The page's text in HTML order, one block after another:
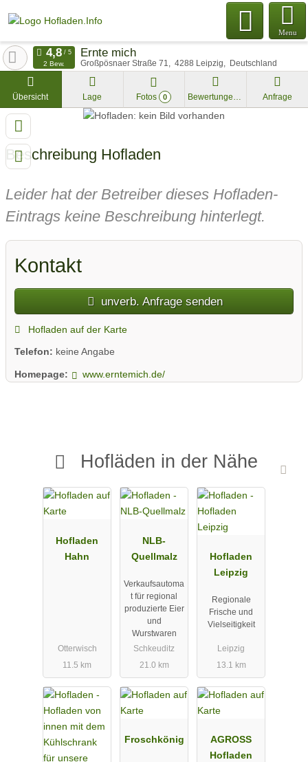
Menu
Ernte mich
Großpösnaer Straße 71 4288 Leipzig Deutschland
2 Bew.
Übersicht Lage Fotos 0 Bewertungen Anfrage
Beschreibung Hofladen
Leider hat der Betreiber dieses Hofladen-
Eintrags keine Beschreibung hinterlegt.
Kontakt
unverb. Anfrage senden
Hofladen auf der Karte
Telefon: keine Angabe
Homepage: www.erntemich.de/
Hofläden in der Nähe
Hofladen
Hahn
Otterwisch
11.5 km
NLB-
Quellmalz
Verkaufsautoma
t für regional
produzierte Eier
und
Wurstwaren
Schkeuditz
21.0 km
Hofladen
Leipzig
Regionale
Frische und
Vielseitigkeit
Leipzig
13.1 km
Froschkönig
AGROSS
Hofladen